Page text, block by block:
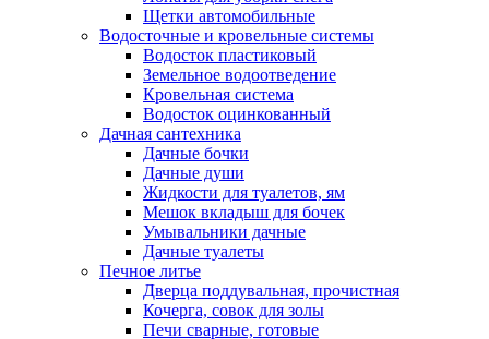
Щетки автомобильные
Водосточные и кровельные системы
Водосток пластиковый
Земельное водоотведение
Кровельная система
Водосток оцинкованный
Дачная сантехника
Дачные бочки
Дачные души
Жидкости для туалетов, ям
Мешок вкладыш для бочек
Умывальники дачные
Дачные туалеты
Печное литье
Дверца поддувальная, прочистная
Кочерга, совок для золы
Печи сварные, готовые